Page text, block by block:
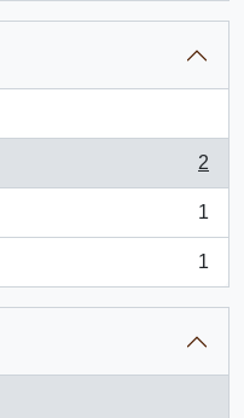
2
1
1